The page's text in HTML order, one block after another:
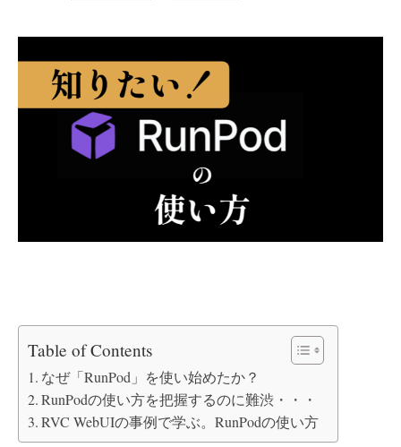
Table of Contents
なぜ「RunPod」を使い始めたか？
RunPodの使い方を把握するのに難渋・・・
RVC WebUIの事例で学ぶ。RunPodの使い方